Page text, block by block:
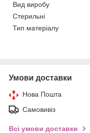
Вид виробу
Стерильні
Тип матеріалу
Умови доставки
Нова Пошта
Самовивіз
Всі умови доставки